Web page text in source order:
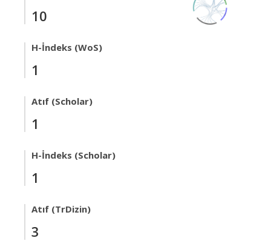
10
H-İndeks (WoS)
1
Atıf (Scholar)
1
H-İndeks (Scholar)
1
Atıf (TrDizin)
3